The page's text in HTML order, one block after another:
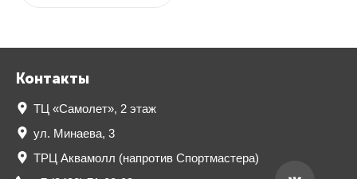
Контакты
ТЦ «Самолет», 2 этаж
ул. Минаева, 3
ТРЦ Аквамолл (напротив Спортмастера)